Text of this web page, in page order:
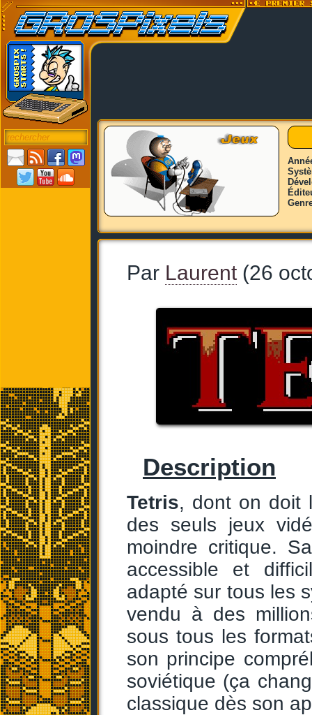
Par Laurent (26
Description
Tetris, dont on doit
des seuls jeux
moindre critique.
accessible et
adapté sur tous les
vendu à des
sous tous les
son principe
soviétique (ça
classique dès son